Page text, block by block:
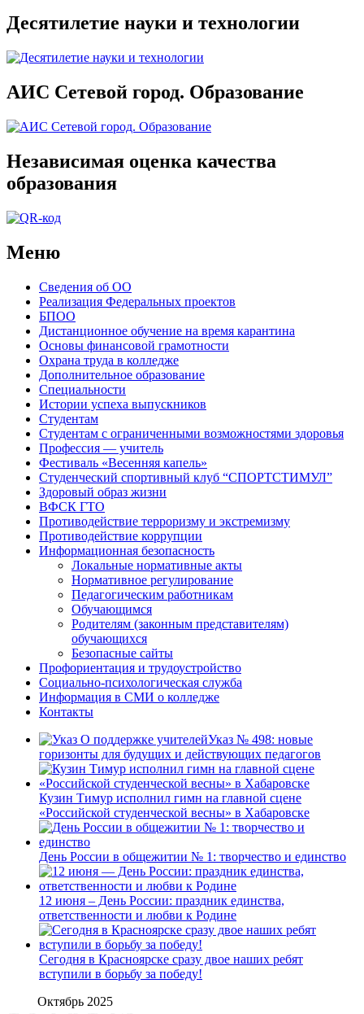
Десятилетие науки и технологии
АИС Сетевой город. Образование
Независимая оценка качества
образования
Меню
Сведения об ОО
Реализация Федеральных проектов
БПОО
Дистанционное обучение на время карантина
Основы финансовой грамотности
Охрана труда в колледже
Дополнительное образование
Специальности
Истории успеха выпускников
Студентам
Студентам с ограниченными возможностями здоровья
Профессия — учитель
Фестиваль «Весенняя капель»
Студенческий спортивный клуб “СПОРТСТИМУЛ”
Здоровый образ жизни
ВФСК ГТО
Противодействие терроризму и экстремизму
Противодействие коррупции
Информационная безопасность
Локальные нормативные акты
Нормативное регулирование
Педагогическим работникам
Обучающимся
Родителям (законным представителям)
обучающихся
Безопасные сайты
Профориентация и трудоустройство
Социально-психологическая служба
Информация в СМИ о колледже
Контакты
Указ № 498: новые
горизонты для будущих и действующих педагогов
Кузин Тимур исполнил гимн на главной сцене
«Российской студенческой весны» в Хабаровске
День России в общежитии № 1: творчество и единство
12 июня – День России: праздник единства,
ответственности и любви к Родине
Сегодня в Красноярске сразу двое наших ребят
вступили в борьбу за победу!
Октябрь 2025